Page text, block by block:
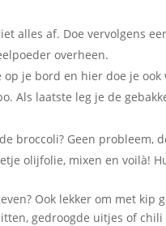
alles af. Doe vervolgens
overheen.
je bord en hier doe je
Als laatste leg je de
broccoli? Geen probleem,
olijfolie, mixen en voilà!
Ook lekker om met
gedroogde uitjes of